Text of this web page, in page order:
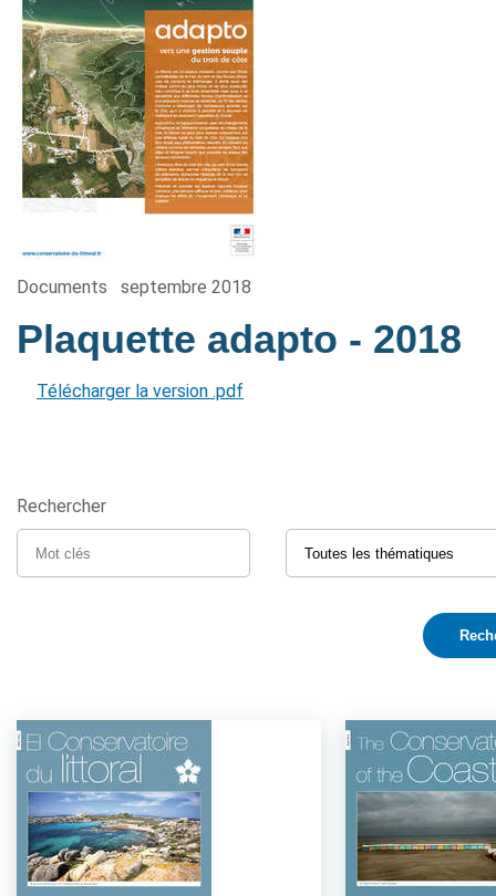
Documents septembre 2018
Plaquette adapto - 2018
Télécharger la version .pdf
Rechercher